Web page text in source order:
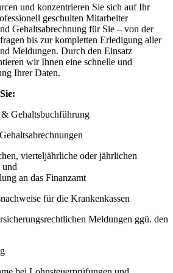
und konzentrieren Sie sich auf Ihr
geschulten Mitarbeiter
Gehaltsabrechnung für Sie – von der
bis zur kompletten Erledigung aller
Meldungen. Durch den Einsatz
wir Ihnen eine schnelle und
Ihrer Daten.
Gehaltsbuchführung
vierteljährliche oder jährlichen
und
an das Finanzamt
für die Krankenkassen
Meldungen ggü. den